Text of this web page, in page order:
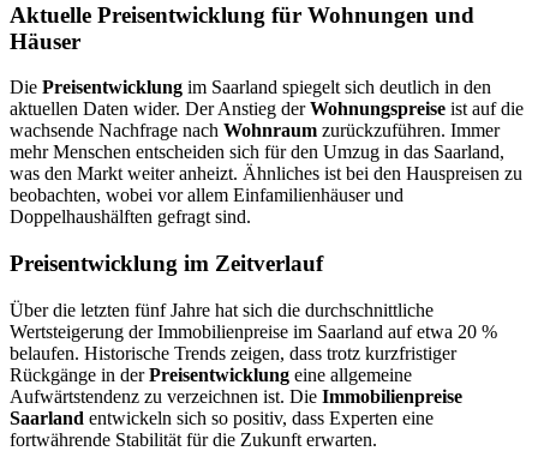
Aktuelle Preisentwicklung für Wohnungen und
Häuser
Die Preisentwicklung im Saarland spiegelt sich deutlich in den
aktuellen Daten wider. Der Anstieg derWohnungspreise ist auf die
wachsende Nachfrage nach Wohnraum zurückzuführen. Immer
mehr Menschen entscheiden sich für den Umzug in das Saarland,
was den Markt weiter anheizt. Ähnliches ist bei den Hauspreisen zu
beobachten, wobei vor allem Einfamilienhäuser und
Doppelhaushälften gefragt sind.
Preisentwicklung im Zeitverlauf
Über die letzten fünf Jahre hat sich die durchschnittliche
Wertsteigerung der Immobilienpreise im Saarland auf etwa 20 %
belaufen. Historische Trends zeigen, dass trotz kurzfristiger
Rückgänge in derPreisentwicklung eine allgemeine
Aufwärtstendenz zu verzeichnen ist. Die Immobilienpreise
Saarland entwickeln sich so positiv, dass Experten eine
fortwährende Stabilität für die Zukunft erwarten.